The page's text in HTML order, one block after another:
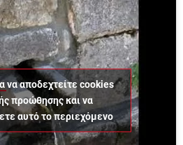
να αποδεχτείτε cookies
προώθησης και να
αυτό το περιεχόμενο